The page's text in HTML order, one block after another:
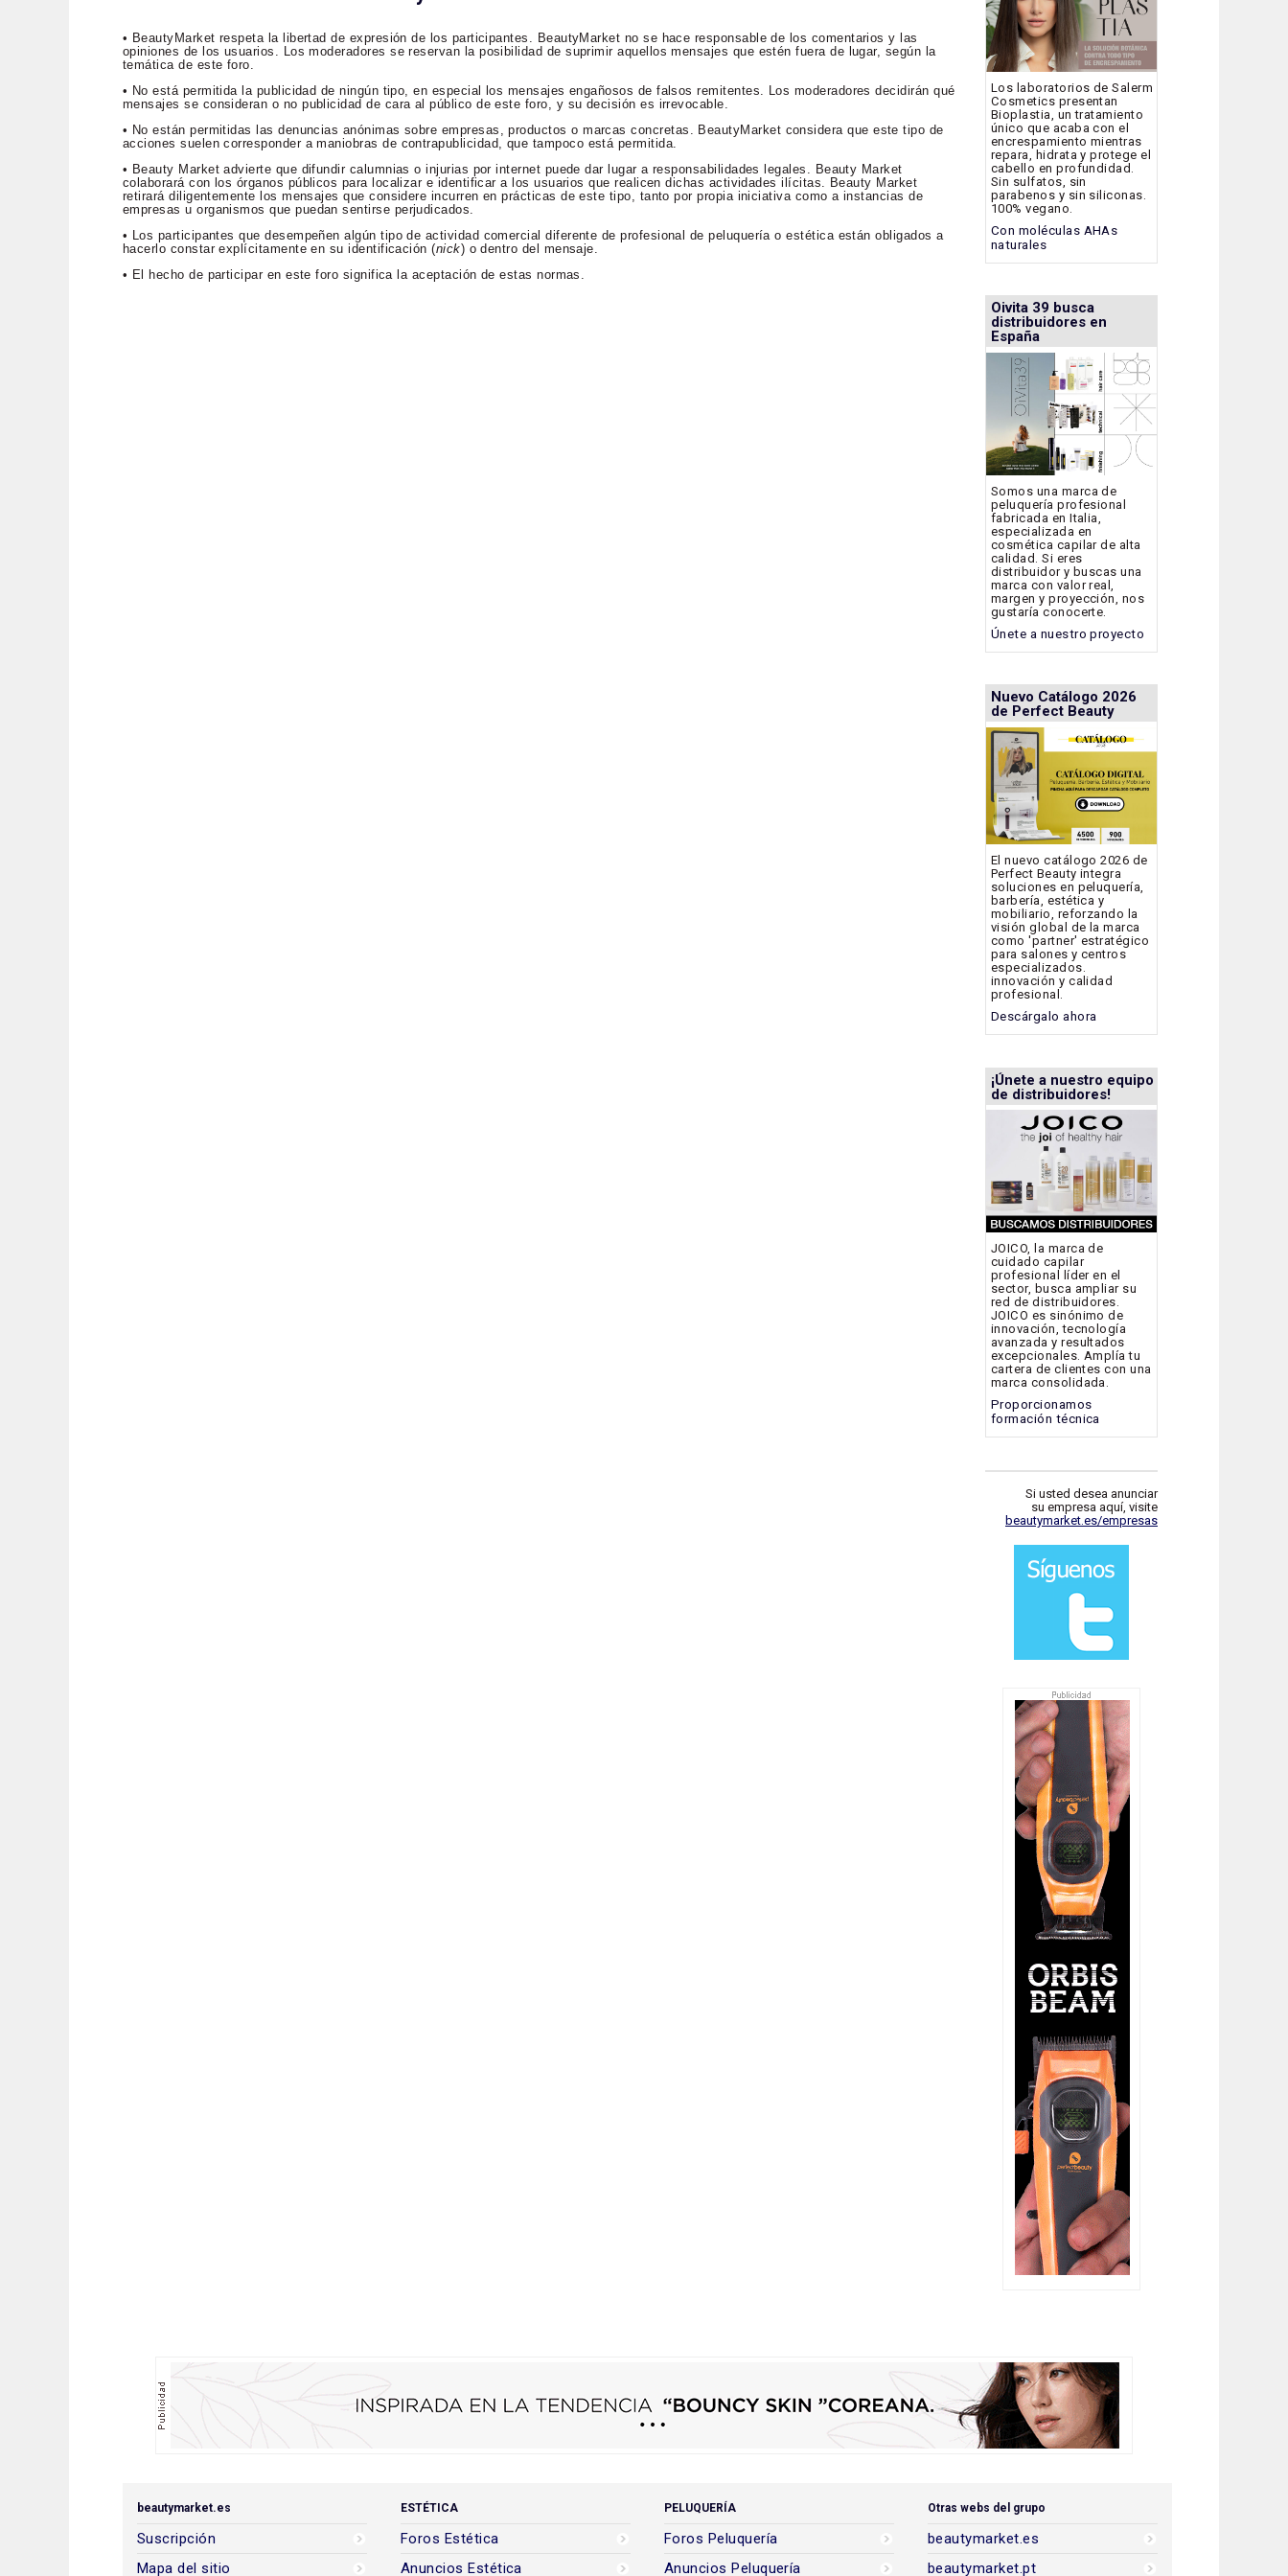
• BeautyMarket respeta la libertad de expresión de los participantes. BeautyMarket no se hace responsable de los comentarios y las
opiniones de los usuarios. Los moderadores se reservan la posibilidad de suprimir aquellos mensajes que estén fuera de lugar, según la
temática de este foro.
• No está permitida la publicidad de ningún tipo, en especial los mensajes engañosos de falsos remitentes. Los moderadores decidirán qué
mensajes se consideran o no publicidad de cara al público de este foro, y su decisión es irrevocable.
• No están permitidas las denuncias anónimas sobre empresas, productos o marcas concretas. BeautyMarket considera que este tipo de
acciones suelen corresponder a maniobras de contrapublicidad, que tampoco está permitida.
• Beauty Market advierte que difundir calumnias o injurias por internet puede dar lugar a responsabilidades legales. Beauty Market
colaborará con los órganos públicos para localizar e identificar a los usuarios que realicen dichas actividades ilícitas. Beauty Market
retirará diligentemente los mensajes que considere incurren en prácticas de este tipo, tanto por propia iniciativa como a instancias de
empresas u organismos que puedan sentirse perjudicados.
• Los participantes que desempeñen algún tipo de actividad comercial diferente de profesional de peluquería o estética están obligados a
hacerlo constar explícitamente en su identificación (nick) o dentro del mensaje.
• El hecho de participar en este foro significa la aceptación de estas normas.
Los laboratorios de Salerm
Cosmetics presentan
Bioplastia, un tratamiento
único que acaba con el
encrespamiento mientras
repara, hidrata y protege el
cabello en profundidad.
Sin sulfatos, sin
parabenos y sin siliconas.
100% vegano.
Con moléculas AHAs
naturales
Oivita 39 busca
distribuidores en
España
Somos una marca de
peluquería profesional
fabricada en Italia,
especializada en
cosmética capilar de alta
calidad. Si eres
distribuidor y buscas una
marca con valor real,
margen y proyección, nos
gustaría conocerte.
Únete a nuestro proyecto
Nuevo Catálogo 2026
de Perfect Beauty
El nuevo catálogo 2026 de
Perfect Beauty integra
soluciones en peluquería,
barbería, estética y
mobiliario, reforzando la
visión global de la marca
como 'partner' estratégico
para salones y centros
especializados.
innovación y calidad
profesional.
Descárgalo ahora
¡Únete a nuestro equipo
de distribuidores!
JOICO, la marca de
cuidado capilar
profesional líder en el
sector, busca ampliar su
red de distribuidores.
JOICO es sinónimo de
innovación, tecnología
avanzada y resultados
excepcionales. Amplía tu
cartera de clientes con una
marca consolidada.
Proporcionamos
formación técnica
Si usted desea anunciar
su empresa aquí, visite
beautymarket.es/empresas
beautymarket.es
Suscripción
Mapa del sitio
ESTÉTICA
Foros Estética
Anuncios Estética
PELUQUERÍA
Foros Peluquería
Anuncios Peluquería
Otras webs del grupo
beautymarket.es
beautymarket.pt